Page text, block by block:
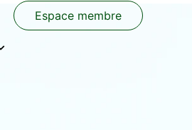
Espace membre